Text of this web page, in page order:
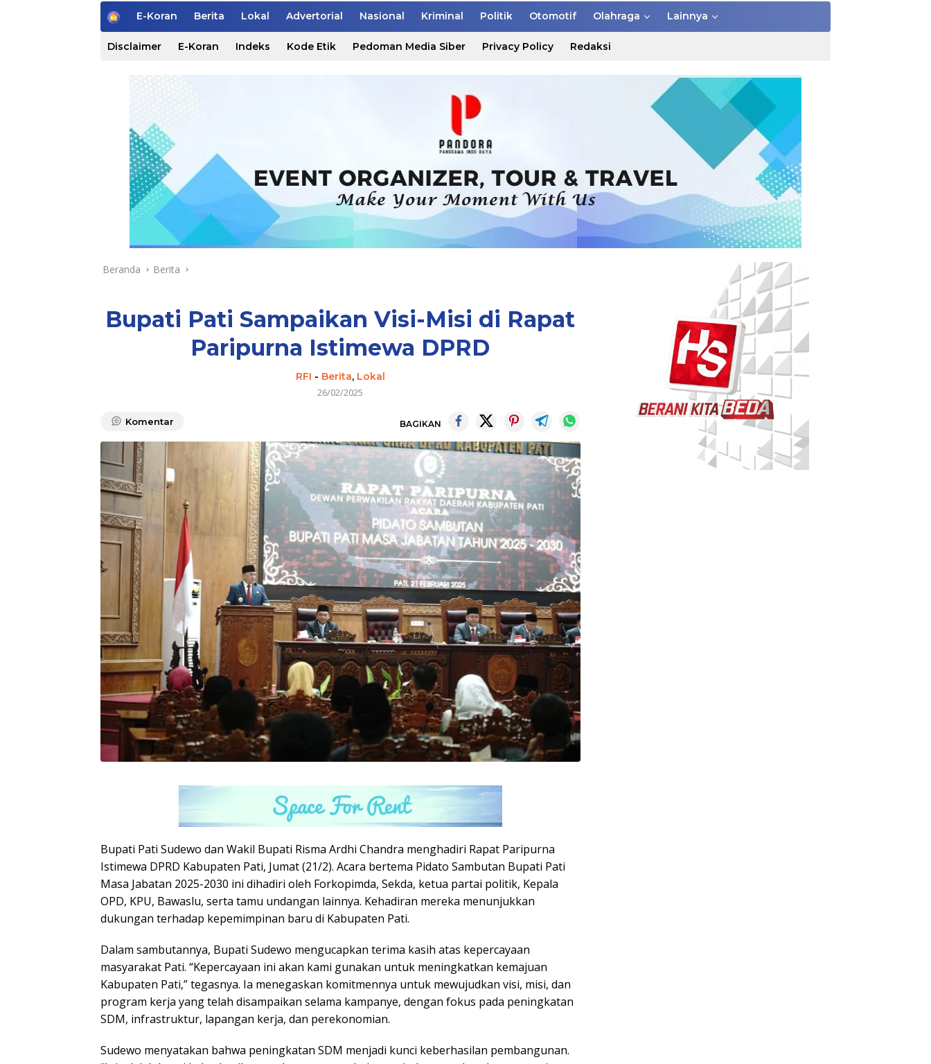
H
e
E-Koran Berita Lokal Advertorial Nasional Kriminal Politik Otomotif Olahraga Lainnya
Disclaimer E-Koran Indeks Kode Etik Pedoman Media Siber Privacy Policy Redaksi
Beranda Berita
Bupati Pati Sampaikan Visi-Misi di Rapat
Paripurna Istimewa DPRD
RFI - Berita, Lokal
26/02/2025
Komentar BAGIKAN
Bupati Pati Sudewo dan Wakil Bupati Risma Ardhi Chandra menghadiri Rapat Paripurna
Istimewa DPRD Kabupaten Pati, Jumat (21/2). Acara bertema Pidato Sambutan Bupati Pati
Masa Jabatan 2025-2030 ini dihadiri oleh Forkopimda, Sekda, ketua partai politik, Kepala
OPD, KPU, Bawaslu, serta tamu undangan lainnya. Kehadiran mereka menunjukkan
dukungan terhadap kepemimpinan baru di Kabupaten Pati.
Dalam sambutannya, Bupati Sudewo mengucapkan terima kasih atas kepercayaan
masyarakat Pati. “Kepercayaan ini akan kami gunakan untuk meningkatkan kemajuan
Kabupaten Pati,” tegasnya. Ia menegaskan komitmennya untuk mewujudkan visi, misi, dan
program kerja yang telah disampaikan selama kampanye, dengan fokus pada peningkatan
SDM, infrastruktur, lapangan kerja, dan perekonomian.
Sudewo menyatakan bahwa peningkatan SDM menjadi kunci keberhasilan pembangunan.